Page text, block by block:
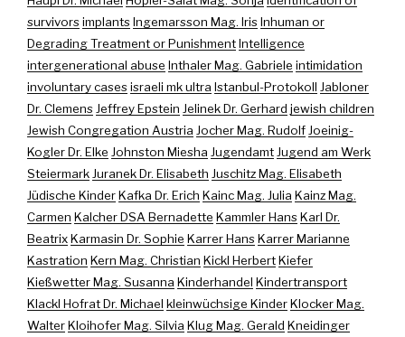
survivorsimplantsIngemarsson Mag. IrisInhuman or
Degrading Treatment or PunishmentIntelligence
intergenerational abuse Inthaler Mag. Gabriele intimidation
involuntary casesisraeli mk ultra Istanbul-Protokoll Jabloner
Dr. ClemensJeffrey Epstein Jelinek Dr. Gerhard jewish children
Jewish Congregation Austria Jocher Mag. RudolfJoeinig-
Kogler Dr. Elke Johnston Miesha JugendamtJugend am Werk
SteiermarkJuranek Dr. Elisabeth Juschitz Mag. Elisabeth
Jüdische KinderKafka Dr. Erich Kainc Mag. Julia Kainz Mag.
Carmen Kalcher DSA Bernadette Kammler HansKarl Dr.
BeatrixKarmasin Dr. Sophie Karrer HansKarrer Marianne
Kastration Kern Mag. Christian Kickl HerbertKiefer
Kießwetter Mag. Susanna Kinderhandel Kindertransport
Klackl Hofrat Dr. Michael kleinwüchsige KinderKlocker Mag.
WalterKloihofer Mag. Silvia Klug Mag. Gerald Kneidinger